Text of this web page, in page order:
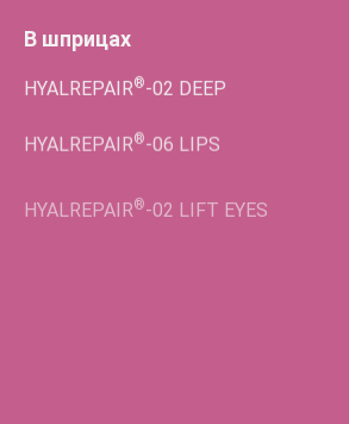
В шприцах
HYALREPAIR®-02 DEEP
HYALREPAIR ® -06 LIPS